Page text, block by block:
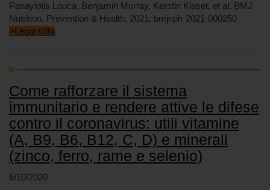
Panayiotis Louca, Benjamin Murray, Kerstin Klaser, et al. BMJ
Nutrition, Prevention & Health, 2021; bmjnph-2021-000250
>Leggi tutto
Come rafforzare il sistema
immunitario e rendere attive le difese
contro il coronavirus: utili vitamine
(A, B9, B6, B12, C, D) e minerali
(zinco, ferro, rame e selenio)
6/10/2020